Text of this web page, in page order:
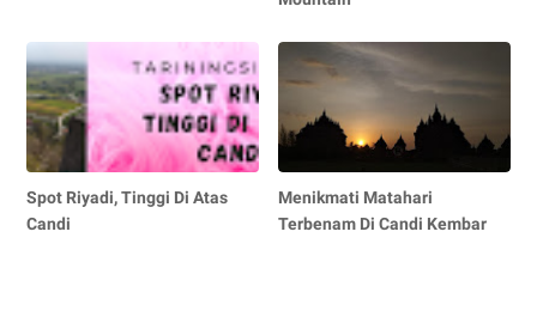
Spot Riyadi, Tinggi Di Atas
Candi
Menikmati Matahari
Terbenam Di Candi Kembar